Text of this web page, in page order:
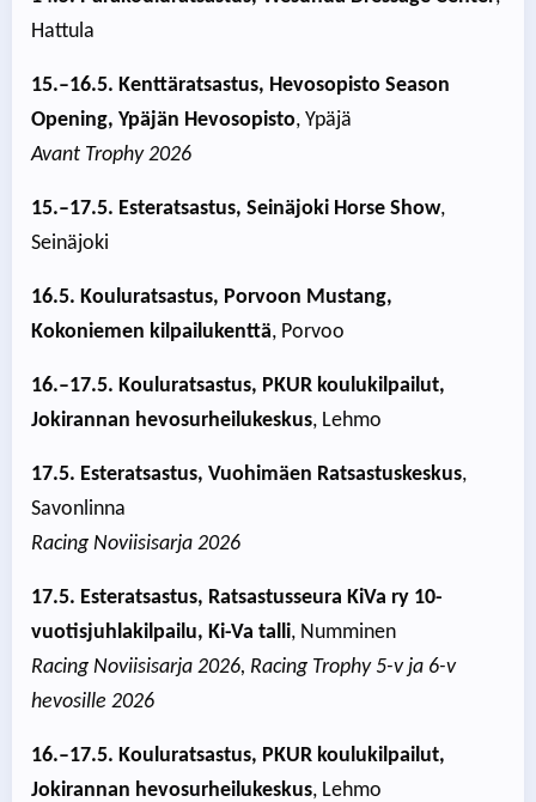
Hattula
15.–16.5. Kenttäratsastus, Hevosopisto Season
Opening, Ypäjän Hevosopisto, Ypäjä
Avant Trophy 2026
15.–17.5. Esteratsastus, Seinäjoki Horse Show,
Seinäjoki
16.5. Kouluratsastus, Porvoon Mustang,
Kokoniemen kilpailukenttä, Porvoo
16.–17.5. Kouluratsastus, PKUR koulukilpailut,
Jokirannan hevosurheilukeskus, Lehmo
17.5. Esteratsastus, Vuohimäen Ratsastuskeskus,
Savonlinna
Racing Noviisisarja 2026
17.5. Esteratsastus, Ratsastusseura KiVa ry 10-
vuotisjuhlakilpailu, Ki-Va talli, Numminen
Racing Noviisisarja 2026, Racing Trophy 5-v ja 6-v
hevosille 2026
16.–17.5. Kouluratsastus, PKUR koulukilpailut,
Jokirannan hevosurheilukeskus, Lehmo